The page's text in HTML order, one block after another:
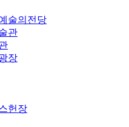
술의전당
관
장
헌장